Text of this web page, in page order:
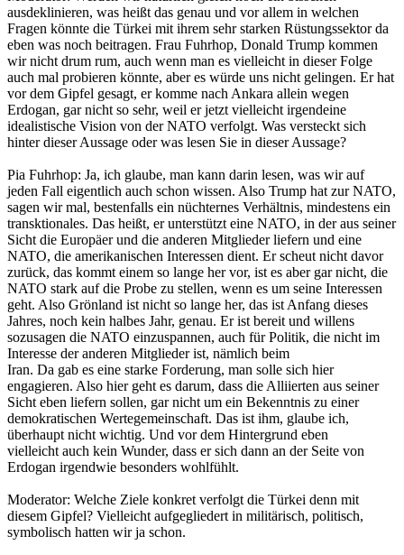
ausdeklinieren, was heißt das genau und vor allem in welchen
Fragen könnte die Türkei mit ihrem sehr starken Rüstungssektor da
eben was noch beitragen. Frau Fuhrhop, Donald Trump kommen
wir nicht drum rum, auch wenn man es vielleicht in dieser Folge
auch mal probieren könnte, aber es würde uns nicht gelingen. Er hat
vor dem Gipfel gesagt, er komme nach Ankara allein wegen
Erdogan, gar nicht so sehr, weil er jetzt vielleicht irgendeine
idealistische Vision von der NATO verfolgt. Was versteckt sich
hinter dieser Aussage oder was lesen Sie in dieser Aussage?
Pia Fuhrhop: Ja, ich glaube, man kann darin lesen, was wir auf
jeden Fall eigentlich auch schon wissen. Also Trump hat zur NATO,
sagen wir mal, bestenfalls ein nüchternes Verhältnis, mindestens ein
transktionales. Das heißt, er unterstützt eine NATO, in der aus seiner
Sicht die Europäer und die anderen Mitglieder liefern und eine
NATO, die amerikanischen Interessen dient. Er scheut nicht davor
zurück, das kommt einem so lange her vor, ist es aber gar nicht, die
NATO stark auf die Probe zu stellen, wenn es um seine Interessen
geht. Also Grönland ist nicht so lange her, das ist Anfang dieses
Jahres, noch kein halbes Jahr, genau. Er ist bereit und willens
sozusagen die NATO einzuspannen, auch für Politik, die nicht im
Interesse der anderen Mitglieder ist, nämlich beim
Iran. Da gab es eine starke Forderung, man solle sich hier
engagieren. Also hier geht es darum, dass die Alliierten aus seiner
Sicht eben liefern sollen, gar nicht um ein Bekenntnis zu einer
demokratischen Wertegemeinschaft. Das ist ihm, glaube ich,
überhaupt nicht wichtig. Und vor dem Hintergrund eben
vielleicht auch kein Wunder, dass er sich dann an der Seite von
Erdogan irgendwie besonders wohlfühlt.
Moderator: Welche Ziele konkret verfolgt die Türkei denn mit
diesem Gipfel? Vielleicht aufgegliedert in militärisch, politisch,
symbolisch hatten wir ja schon.